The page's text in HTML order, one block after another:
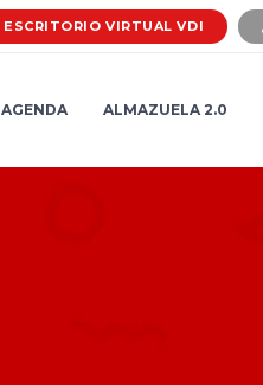
ESCRITORIO VIRTUAL VDI
AGENDA ALMAZUELA 2.0